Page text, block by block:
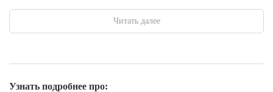
Читать далее
Узнать подробнее про: